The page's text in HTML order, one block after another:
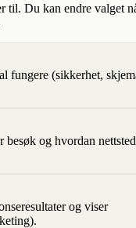
til. Du kan endre valget
fungere (sikkerhet,
og hvordan
og viser